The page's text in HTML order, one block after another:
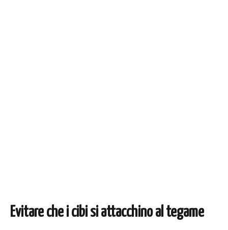
Evitare che i cibi si attacchino al tegame